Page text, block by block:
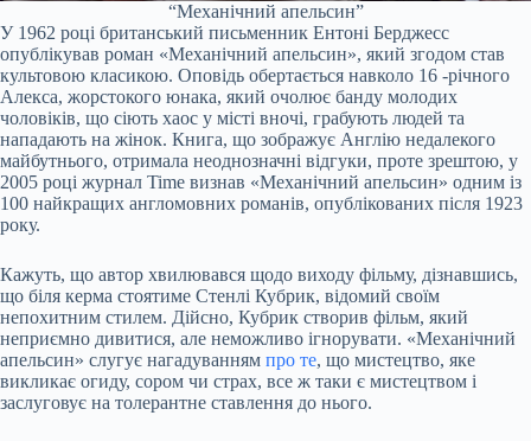
“Механічний апельсин”
У 1962 році британський письменник Ентоні Берджесс
опублікував роман «Механічний апельсин», який згодом став
культовою класикою. Оповідь обертається навколо 16 -річного
Алекса, жорстокого юнака, який очолює банду молодих
чоловіків, що сіють хаос у місті вночі, грабують людей та
нападають на жінок. Книга, що зображує Англію недалекого
майбутнього, отримала неоднозначні відгуки, проте зрештою, у
2005 році журнал Time визнав «Механічний апельсин» одним із
100 найкращих англомовних романів, опублікованих після 1923
року.
Кажуть, що автор хвилювався щодо виходу фільму, дізнавшись,
що біля керма стоятиме Стенлі Кубрик, відомий своїм
непохитним стилем. Дійсно, Кубрик створив фільм, який
неприємно дивитися, але неможливо ігнорувати. «Механічний
апельсин» слугує нагадуванням про те, що мистецтво, яке
викликає огиду, сором чи страх, все ж таки є мистецтвом і
заслуговує на толерантне ставлення до нього.